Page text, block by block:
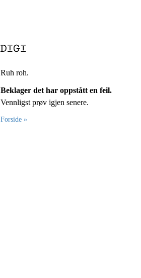
Ruh roh.
Beklager det har oppstått en feil.
Vennligst prøv igjen senere.
Forside »